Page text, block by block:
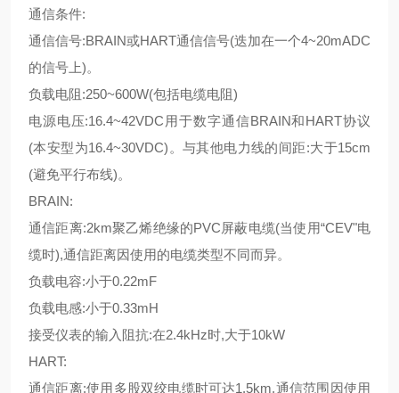
通信条件:
通信信号:BRAIN或HART通信信号(迭加在一个4~20mADC
的信号上)。
负载电阻:250~600W(包括电缆电阻)
电源电压:16.4~42VDC用于数字通信BRAIN和HART协议
(本安型为16.4~30VDC)。与其他电力线的间距:大于15cm
(避免平行布线)。
BRAIN:
通信距离:2km聚乙烯绝缘的PVC屏蔽电缆(当使用“CEV"电
缆时),通信距离因使用的电缆类型不同而异。
负载电容:小于0.22mF
负载电感:小于0.33mH
接受仪表的输入阻抗:在2.4kHz时,大于10kW
HART:
通信距离:使用多股双绞电缆时可达1.5km,通信范围因使用